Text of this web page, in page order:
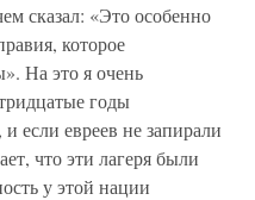
сказал: «Это особенно
которое
На это я очень
годы
если евреев не запирали
что эти лагеря были
у этой нации